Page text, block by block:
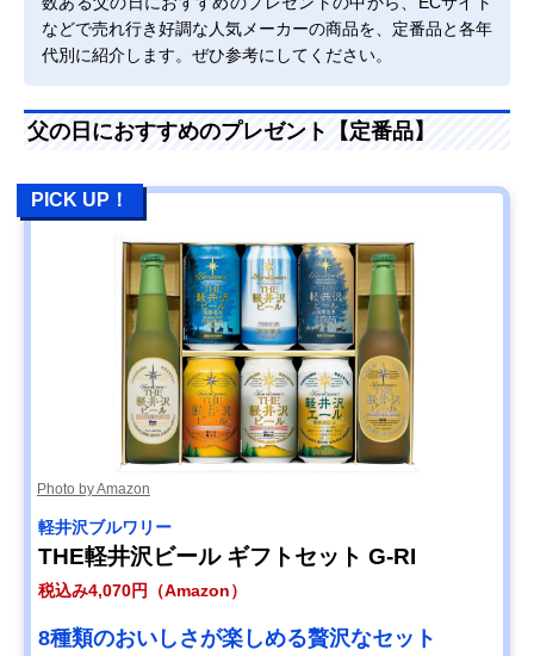
などで売れ行き好調な人気メーカーの商品を、定番品と各年
代別に紹介します。ぜひ参考にしてください。
父の日におすすめのプレゼント【定番品】
PICK UP！
Photo by Amazon
軽井沢ブルワリー
THE軽井沢ビール ギフトセット G-RI
税込み4,070円（Amazon）
8種類のおいしさが楽しめる贅沢なセット